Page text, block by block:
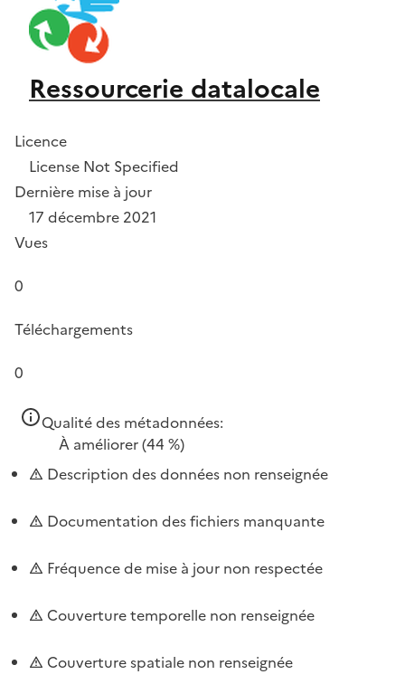
Ressourcerie datalocale
Licence
License Not Specified
Dernière mise à jour
17 décembre 2021
Vues
0
Téléchargements
0
Qualité des métadonnées:
À améliorer(44 %)
Description des données non renseignée
Documentation des fichiers manquante
Fréquence de mise à jour non respectée
Couverture temporelle non renseignée
Couverture spatiale non renseignée